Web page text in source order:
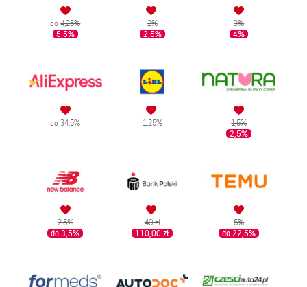
do4,25%
5,5%
2%
2,5%
3%
4%
do 34,5% 1,25% 1,5%
2,5%
2.5%
do 3,5%
40 zł
110,00 zł
5%
do 22,5%